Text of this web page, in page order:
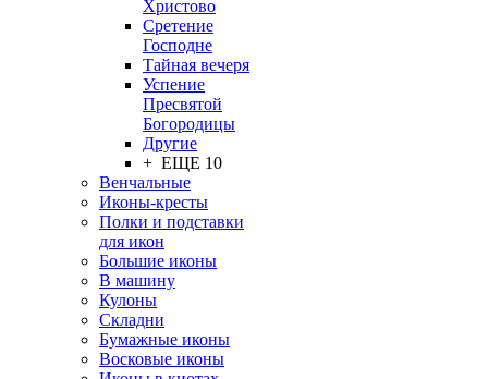
Христово
Сретение
Господне
Тайная вечеря
Успение
Пресвятой
Богородицы
Другие
+ ЕЩЕ 10
Венчальные
Иконы-кресты
Полки и подставки
для икон
Большие иконы
В машину
Кулоны
Складни
Бумажные иконы
Восковые иконы